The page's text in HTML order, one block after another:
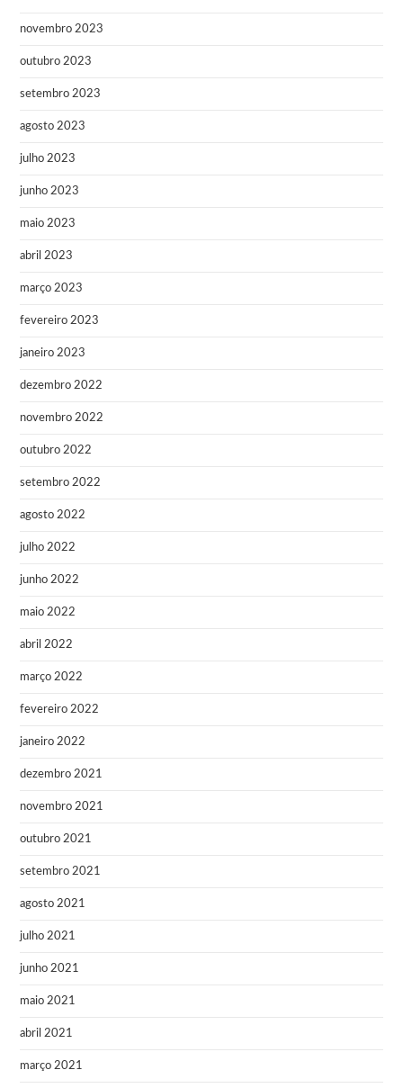
novembro 2023
outubro 2023
setembro 2023
agosto 2023
julho 2023
junho 2023
maio 2023
abril 2023
março 2023
fevereiro 2023
janeiro 2023
dezembro 2022
novembro 2022
outubro 2022
setembro 2022
agosto 2022
julho 2022
junho 2022
maio 2022
abril 2022
março 2022
fevereiro 2022
janeiro 2022
dezembro 2021
novembro 2021
outubro 2021
setembro 2021
agosto 2021
julho 2021
junho 2021
maio 2021
abril 2021
março 2021